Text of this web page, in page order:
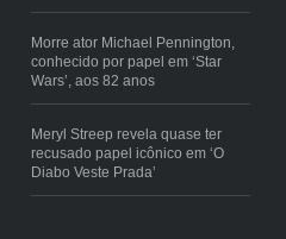
Morre ator Michael Pennington,
conhecido por papel em ‘Star
Wars’, aos 82 anos
Meryl Streep revela quase ter
recusado papel icônico em ‘O
Diabo Veste Prada’